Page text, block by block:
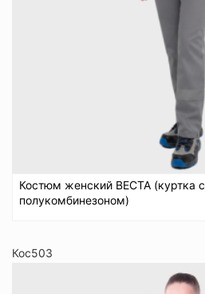
Костюм женский ВЕСТА (куртка с
полукомбинезоном)
Кос503